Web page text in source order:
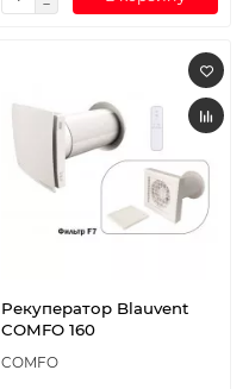
Рекуператор Blauvent
COMFO 160
COMFO